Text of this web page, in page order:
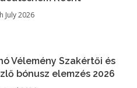
July 2026
Vélemény Szakértői és
bónusz elemzés 2026